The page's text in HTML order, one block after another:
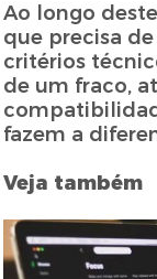
Ao longo
que precisa
critérios
de um fraco,
fazem a
Veja também